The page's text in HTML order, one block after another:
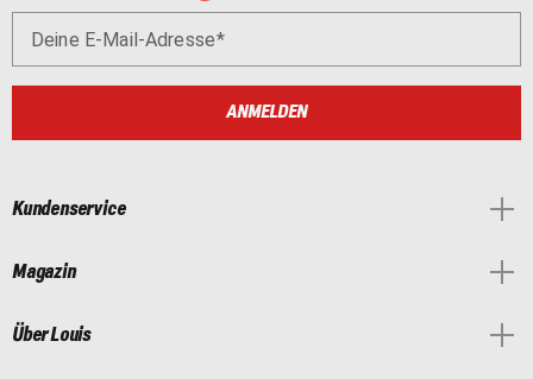
Deine E-Mail-Adresse
ANMELDEN
Kundenservice
Magazin
Über Louis